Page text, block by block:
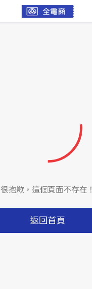
很抱歉，這個頁面不存在！
返回首頁